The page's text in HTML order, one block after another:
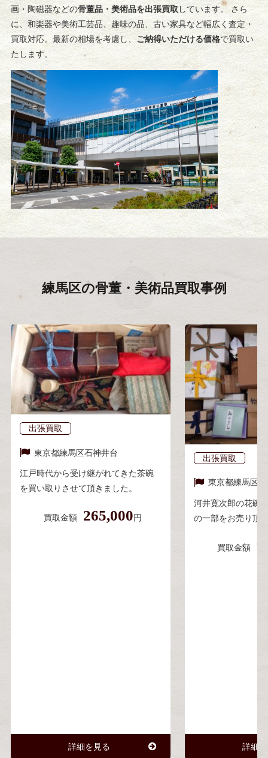
画・陶磁器などの骨董品・美術品を出張買取しています。 さら
に、和楽器や美術工芸品、趣味の品、古い家具など幅広く査定・
買取対応。最新の相場を考慮し、ご納得いただける価格で買取い
たします。
練馬区の骨董・美術品買取事例
出張買取
東京都練馬区石神井台
江戸時代から受け継がれてきた茶碗
を買い取りさせて頂きました。
買取金額 265,000円
詳細を見る
出張買取
東京都練馬区
河井寛次郎の花碗
の一部をお売り頂
買取金額
詳細